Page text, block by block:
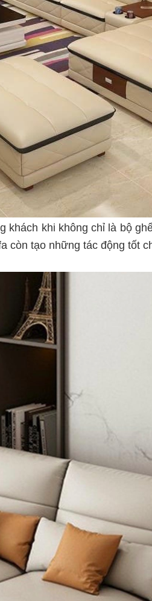
khi không chỉ là bộ
còn tạo những tác động tốt